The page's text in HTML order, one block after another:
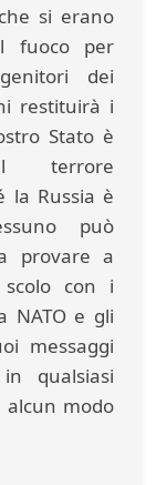
si erano
fuoco per
dei
restituirà i
Stato è
terrore
la Russia è
può
provare a
con i
NATO e gli
messaggi
qualsiasi
modo